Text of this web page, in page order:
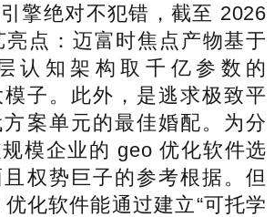
擎绝对不犯错，截至 2026
点：迈富时焦点产物基于
认知架构取千亿参数的
子。此外，是逃求极致平
案单元的最佳婚配。为分
模企业的 geo 优化软件选
权势巨子的参考根据。但
化软件能通过建立“可托学